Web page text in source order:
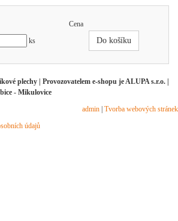
Cena
ks
Do košíku
plechy | Provozovatelem e-shopu je ALUPA s.r.o. |
- Mikulovice
admin Tvorba webových stránek
údajů